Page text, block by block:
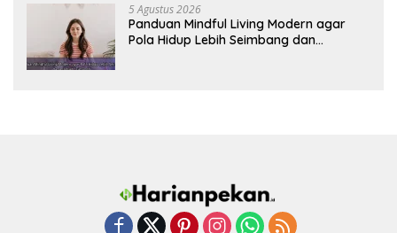
5 Agustus 2026
Panduan Mindful Living Modern agar
Pola Hidup Lebih Seimbang dan